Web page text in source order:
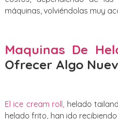
máquinas, volviéndolas muy
Maquinas De
Ofrecer Algo
El ice cream roll, helado
helado frito, han ido